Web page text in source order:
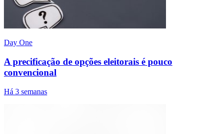
Day One
A precificação de opções eleitorais é pouco
convencional
Há 3 semanas